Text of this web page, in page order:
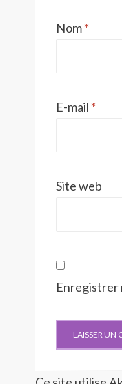
Nom*
E-mail *
Site web
Enregistrer